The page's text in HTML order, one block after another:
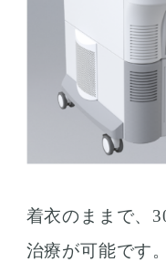
着衣のままで、
治療が可能です